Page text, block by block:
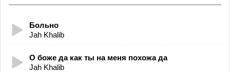
Больно
Jah Khalib
О боже да как ты на меня похожа да
Jah Khalib